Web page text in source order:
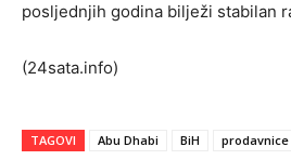
posljednjih godina bilježi stabilan
(24sata.info)
TAGOVI Abu Dhabi BiH prodavnice